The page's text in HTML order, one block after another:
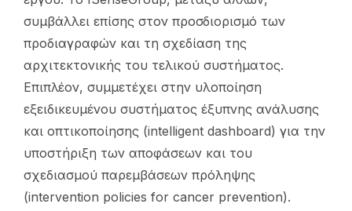
συμβάλλει επίσης στον προσδιορισμό των
προδιαγραφών και τη σχεδίαση της
αρχιτεκτονικής του τελικού συστήματος.
Επιπλέον, συμμετέχει στην υλοποίηση
εξειδικευμένου συστήματος έξυπνης ανάλυσης
και οπτικοποίησης (intelligent dashboard) για την
υποστήριξη των αποφάσεων και του
σχεδιασμού παρεμβάσεων πρόληψης
(intervention policies for cancer prevention).